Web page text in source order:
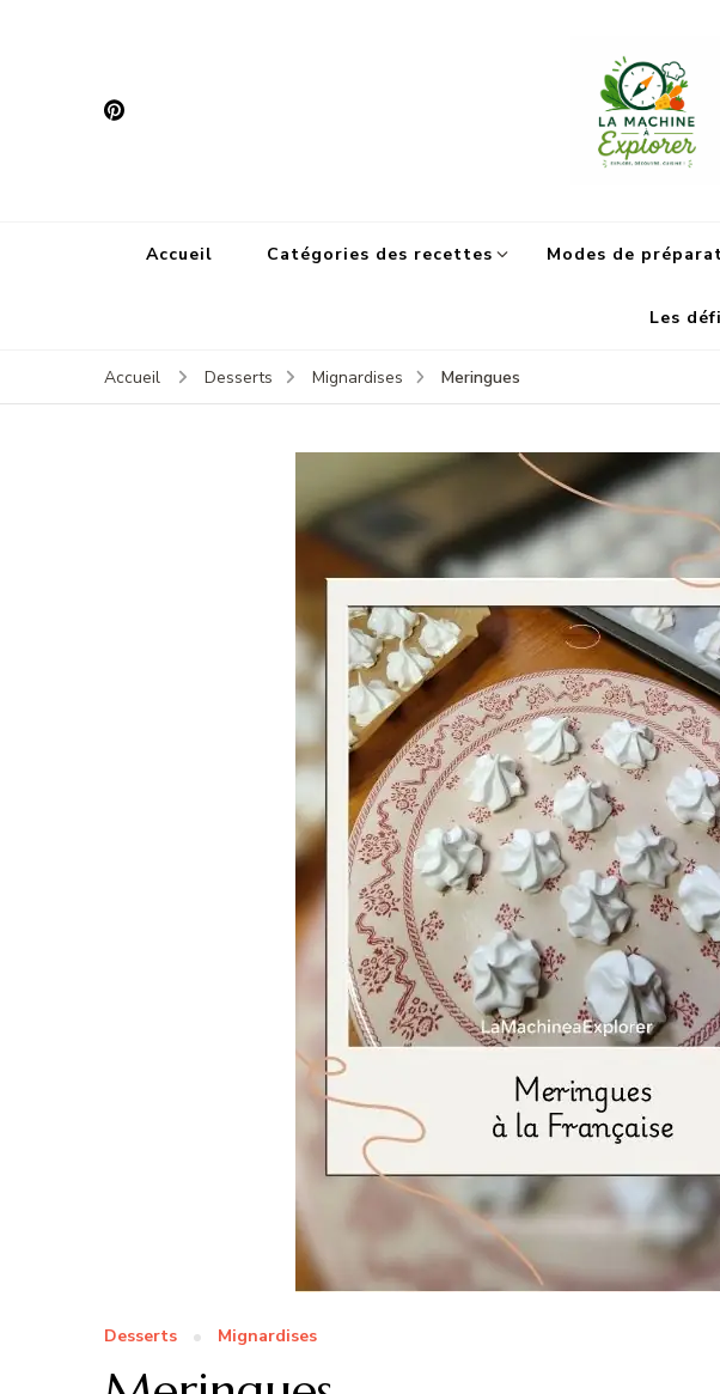
Accueil Catégories des recettes Modes de
Les
Accueil Desserts Mignardises Meringues
Desserts Mignardises